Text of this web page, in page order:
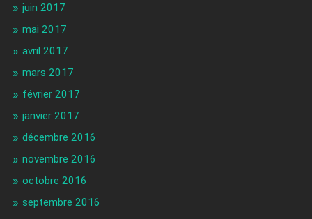
juin 2017
mai 2017
avril 2017
mars 2017
février 2017
janvier 2017
décembre 2016
novembre 2016
octobre 2016
septembre 2016